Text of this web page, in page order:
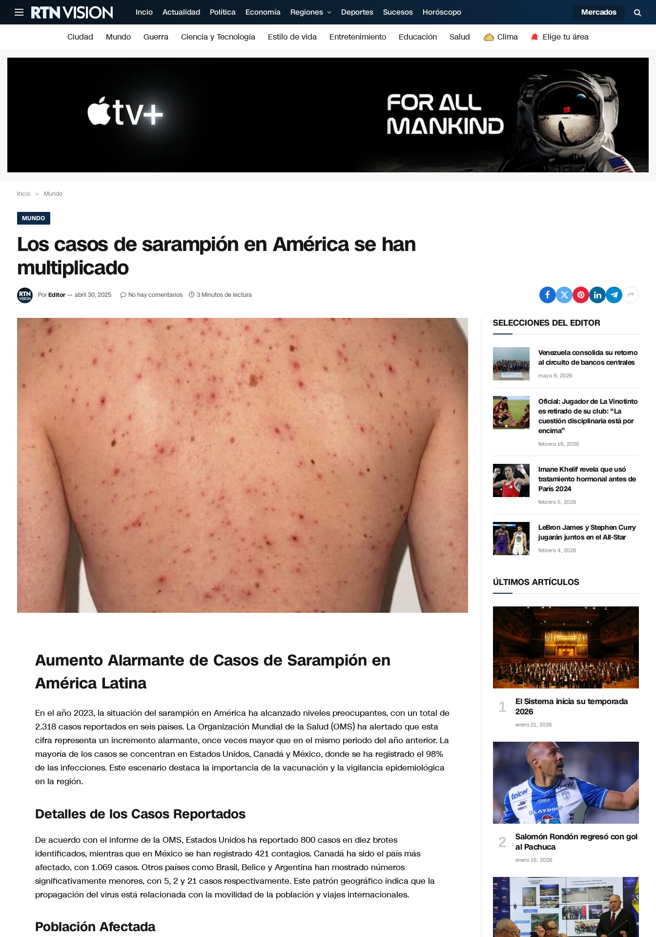
Incio Actualidad Política Economía Regiones Deportes Sucesos Horóscopo Mercados
Ciudad Mundo Guerra Ciencia y Tecnología Estilo de vida Entretenimiento Educación Salud Clima Elige tu área
Incio » Mundo
MUNDO
Los casos de sarampión en América se han
multiplicado
PorEditor abril 30, 2025 No hay comentarios 3 Minutos de lectura
Aumento Alarmante de Casos de Sarampión en
América Latina
En el año 2023, la situación del sarampión en América ha alcanzado niveles preocupantes, con un total de
2.318 casos reportados en seis países. La Organización Mundial de la Salud (OMS) ha alertado que esta
cifra representa un incremento alarmante, once veces mayor que en el mismo periodo del año anterior. La
mayoría de los casos se concentran en Estados Unidos, Canadá y México, donde se ha registrado el 98%
de las infecciones. Este escenario destaca la importancia de la vacunación y la vigilancia epidemiológica
en la región.
Detalles de los Casos Reportados
De acuerdo con el informe de la OMS, Estados Unidos ha reportado 800 casos en diez brotes
identificados, mientras que en México se han registrado 421 contagios. Canadá ha sido el país más
afectado, con 1.069 casos. Otros países como Brasil, Belice y Argentina han mostrado números
significativamente menores, con 5, 2 y 21 casos respectivamente. Este patrón geográfico indica que la
propagación del virus está relacionada con la movilidad de la población y viajes internacionales.
Población Afectada
SELECCIONES DEL EDITOR
Venezuela consolida su retorno
al circuito de bancos centrales
mayo 9, 2026
Oficial: Jugador de La Vinotinto
es retirado de su club: “La
cuestión disciplinaria está por
encima”
febrero 16, 2026
Imane Khelif revela que usó
tratamiento hormonal antes de
París 2024
febrero 5, 2026
LeBron James y Stephen Curry
jugarán juntos en el All-Star
febrero 4, 2026
ÚLTIMOS ARTÍCULOS
El Sistema inicia su temporada
2026
enero 21, 2026
Salomón Rondón regresó con gol
al Pachuca
enero 15, 2026